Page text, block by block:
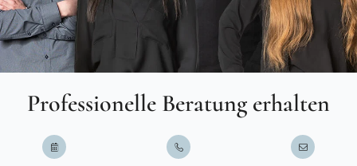
Professionelle Beratung erhalten